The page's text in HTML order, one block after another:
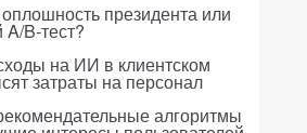
президента или
A/B-тест?
на ИИ в клиентском
затраты на персонал
алгоритмы